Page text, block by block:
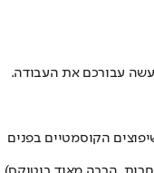
עבורכם את העבודה.
הקוסמטיים בפנים